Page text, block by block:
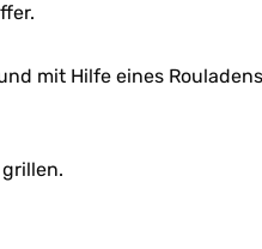
mit Hilfe eines